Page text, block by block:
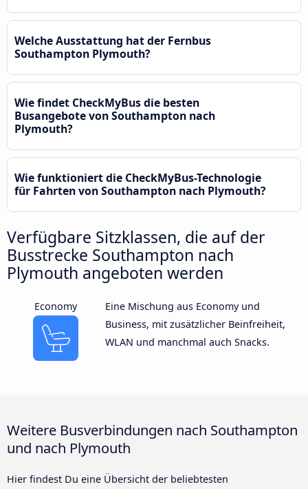
Welche Ausstattung hat der Fernbus
Southampton Plymouth?
Wie findet CheckMyBus die besten
Busangebote von Southampton nach
Plymouth?
Wie funktioniert die CheckMyBus-Technologie
für Fahrten von Southampton nach Plymouth?
Verfügbare Sitzklassen, die auf der
Busstrecke Southampton nach
Plymouth angeboten werden
Economy
Eine Mischung aus Economy und
Business, mit zusätzlicher Beinfreiheit,
WLAN und manchmal auch Snacks.
Weitere Busverbindungen nach Southampton
und nach Plymouth
Hier findest Du eine Übersicht der beliebtesten